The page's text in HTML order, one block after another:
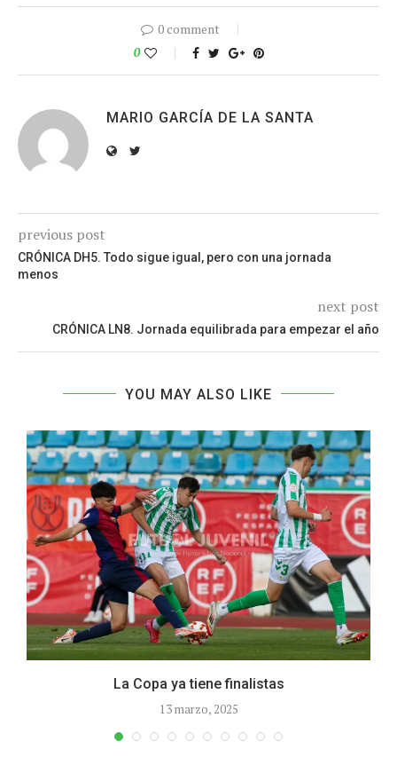
0 comment
0
MARIO GARCÍA DE LA SANTA
previous post
CRÓNICA DH5. Todo sigue igual, pero con una jornada
menos
next post
CRÓNICA LN8. Jornada equilibrada para empezar el año
YOU MAY ALSO LIKE
La Copa ya tiene finalistas
13 marzo, 2025